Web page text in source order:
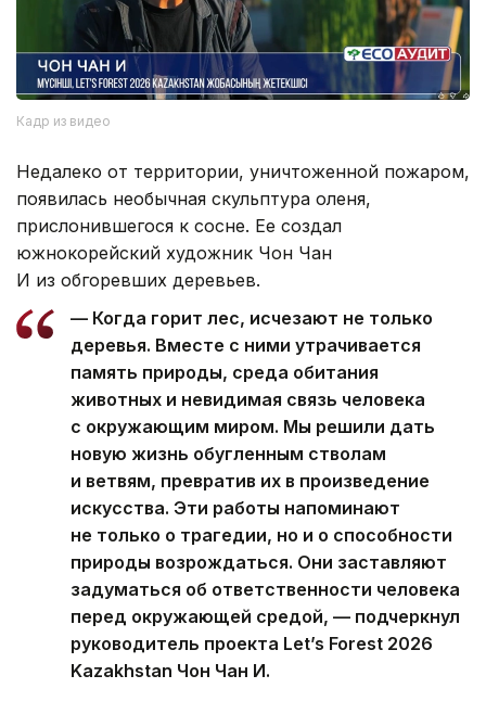
Кадр из видео
Недалеко от территории, уничтоженной пожаром,
появилась необычная скульптура оленя,
прислонившегося к сосне. Ее создал
южнокорейский художник Чон Чан
И из обгоревших деревьев.
— Когда горит лес, исчезают не только
деревья. Вместе с ними утрачивается
память природы, среда обитания
животных и невидимая связь человека
с окружающим миром. Мы решили дать
новую жизнь обугленным стволам
и ветвям, превратив их в произведение
искусства. Эти работы напоминают
не только о трагедии, но и о способности
природы возрождаться. Они заставляют
задуматься об ответственности человека
перед окружающей средой, — подчеркнул
руководитель проекта Let’s Forest 2026
Kazakhstan Чон Чан И.